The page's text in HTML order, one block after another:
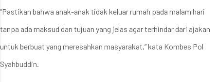
“Pastikan bahwa anak-anak tidak keluar rumah pada malam hari
tanpa ada maksud dan tujuan yang jelas agar terhindar dari ajakan
untuk berbuat yang meresahkan masyarakat,” kata Kombes Pol
Syahbuddin.